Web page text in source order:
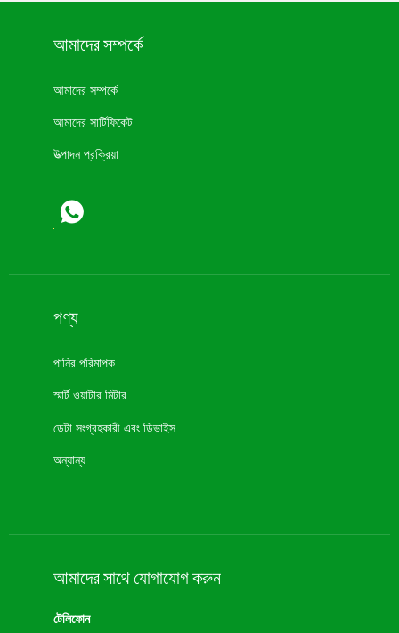
আমাদের সম্পর্কে
আমাদের সম্পর্কে
আমাদের সার্টিফিকেট
উত্পাদন প্রক্রিয়া
পণ্য
পানির পরিমাপক
স্মার্ট ওয়াটার মিটার
ডেটা সংগ্রহকারী এবং ডিভাইস
অন্যান্য
আমাদের সাথে যোগাযোগ করুন
টেলিফোন